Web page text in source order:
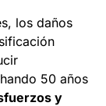
los daños
50 años
y